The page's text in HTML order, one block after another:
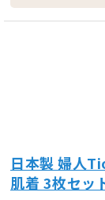
日本製 婦人
肌着 3枚セッ